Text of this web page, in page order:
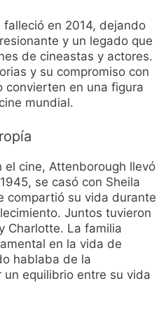
en 2014, dejando
y un legado que
de cineastas y actores.
y su compromiso con
convierten en una figura
mundial.
el cine, Attenborough llevó
se casó con Sheila
compartió su vida durante
Juntos tuvieron
Charlotte. La familia
en la vida de
hablaba de la
equilibrio entre su vida